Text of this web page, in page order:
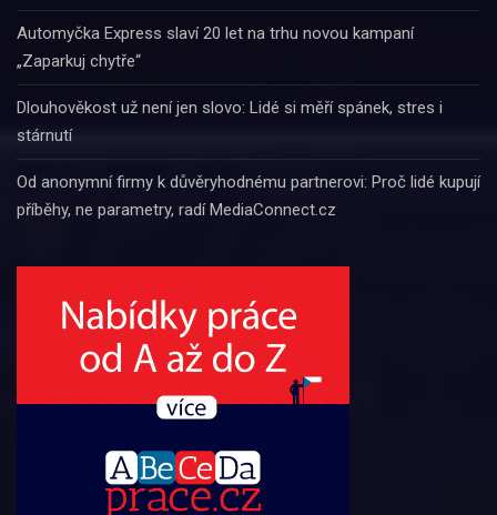
Automyčka Express slaví 20 let na trhu novou kampaní
„Zaparkuj chytře“
Dlouhověkost už není jen slovo: Lidé si měří spánek, stres i
stárnutí
Od anonymní firmy k důvěryhodnému partnerovi: Proč lidé kupují
příběhy, ne parametry, radí MediaConnect.cz